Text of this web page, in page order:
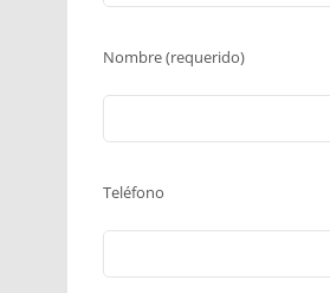
Nombre (requerido)
Teléfono